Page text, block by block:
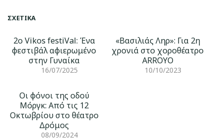
ΣΧΕΤΙΚΆ
2ο Vikos festiVal: Ένα
φεστιβάλ αφιερωμένο
στην Γυναίκα
16/07/2025
«Βασιλιάς Ληρ»: Για 2η
χρονιά στο χοροθέατρο
ARROYO
10/10/2023
Οι φόνοι της οδού
Μόργκ: Από τις 12
Οκτωβρίου στο θέατρο
Δρόμος
08/09/2024